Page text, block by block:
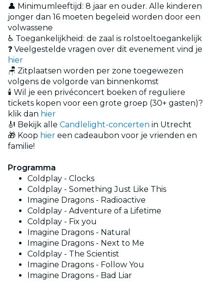
👤 Minimumleeftijd: 8 jaar en ouder. Alle kinderen
jonger dan 16 moeten begeleid worden door een
volwassene
♿ Toegankelijkheid: de zaal is rolstoeltoegankelijk
❓ Veelgestelde vragen over dit evenement vind je
hier
🪑 Zitplaatsen worden per zone toegewezen
volgens de volgorde van binnenkomst
🕯️ Wil je een privéconcert boeken of reguliere
tickets kopen voor een grote groep (30+ gasten)?
klik dan hier
🎻 Bekijk alle Candlelight-concerten in Utrecht
🎁 Koop hier een cadeaubon voor je vrienden en
familie!
Programma
Coldplay - Clocks
Coldplay - Something Just Like This
Imagine Dragons - Radioactive
Coldplay - Adventure of a Lifetime
Coldplay - Fix you
Imagine Dragons - Natural
Imagine Dragons - Next to Me
Coldplay - The Scientist
Imagine Dragons - Follow You
Imagine Dragons - Bad Liar